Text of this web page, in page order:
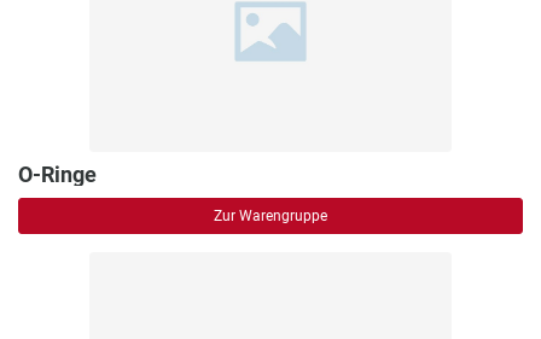
O-Ringe
Zur Warengruppe